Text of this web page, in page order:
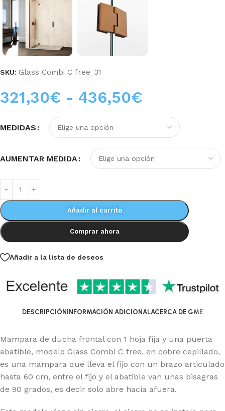
SKU: Glass Combi C free_31
321,30€ - 436,50€
MEDIDAS
AUMENTAR MEDIDA
Añadir al carrito
Comprar ahora
Añadir a la lista de deseos
DESCRIPCIÓN INFORMACIÓN ADICIONALACERCA DE GME
Mampara de ducha frontal con 1 hoja fija y una puerta
abatible, modelo Glass Combi C free, en cobre cepillado,
es una mampara que lleva el fijo con un brazo articulado
hasta 60 cm, entre el fijo y el abatible van unas bisagras
de 90 grados, es decir solo abre hacia afuera.